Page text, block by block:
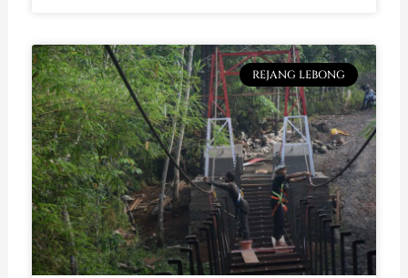
REJANG LEBONG